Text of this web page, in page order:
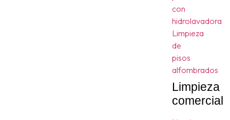
con
hidrolavadora
Limpieza
de
pisos
alfombrados
Limpieza
comercial